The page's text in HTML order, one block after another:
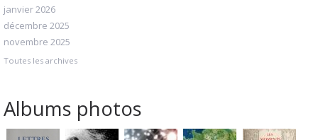
janvier 2026
décembre 2025
novembre 2025
Toutes les archives
Albums photos